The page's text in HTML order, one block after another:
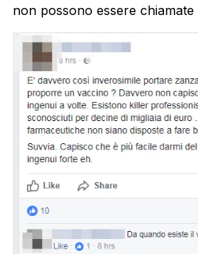
non possono essere chiamate